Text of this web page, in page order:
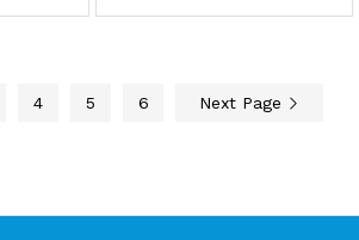
4 5 6 Next Page